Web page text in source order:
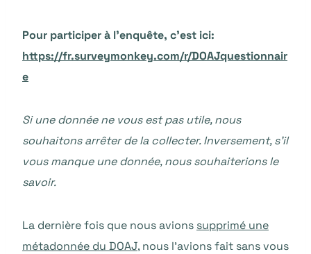
Pour participer à l’enquête, c’est ici:
https://fr.surveymonkey.com/r/DOAJquestionnair
e
Si une donnée ne vous est pas utile, nous
souhaitons arrêter de la collecter. Inversement, s’il
vous manque une donnée, nous souhaiterions le
savoir.
La dernière fois que nous avions supprimé une
métadonnée du DOAJ, nous l’avions fait sans vous